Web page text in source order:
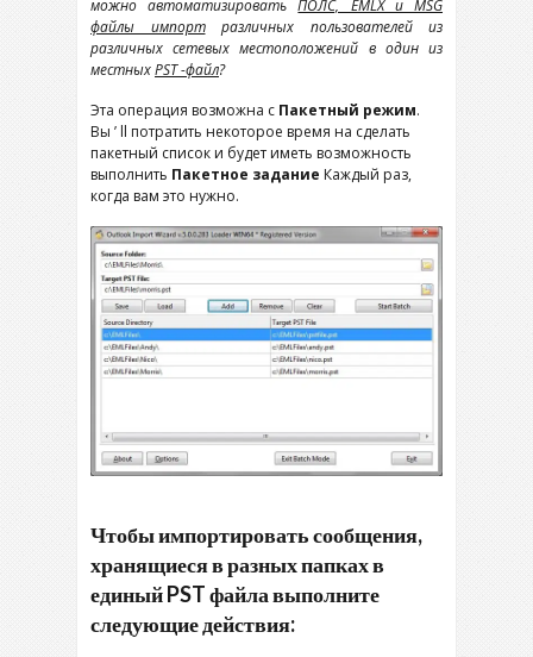
можно автоматизироватьПОЛС, EMLX и MSG
файлы импортразличных пользователей из
различных сетевых местоположений в один из
местныхPST -файл?
Эта операция возможна с Пакетный режим.
Вы ’ ll потратить некоторое время на сделать
пакетный список и будет иметь возможность
выполнить Пакетное задание Каждый раз,
когда вам это нужно.
Чтобы импортировать сообщения,
хранящиеся в разных папках в
единый PST файла выполните
следующие действия: